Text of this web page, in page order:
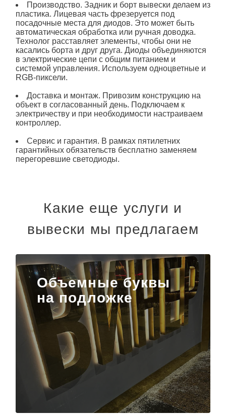
Производство. Задник и борт вывески делаем из
пластика. Лицевая часть фрезеруется под
посадочные места для диодов. Это может быть
автоматическая обработка или ручная доводка.
Технолог расставляет элементы, чтобы они не
касались борта и друг друга. Диоды объединяются
в электрические цепи с общим питанием и
системой управления. Используем одноцветные и
RGB-пиксели.
Доставка и монтаж. Привозим конструкцию на
объект в согласованный день. Подключаем к
электричеству и при необходимости настраиваем
контроллер.
Сервис и гарантия. В рамках пятилетних
гарантийных обязательств бесплатно заменяем
перегоревшие светодиоды.
Какие еще услуги и
вывески мы предлагаем
Объемные буквы
на подложке